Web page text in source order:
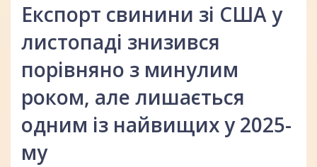
Експорт свинини зі США у
листопаді знизився
порівняно з минулим
роком, але лишається
одним із найвищих у 2025-
му